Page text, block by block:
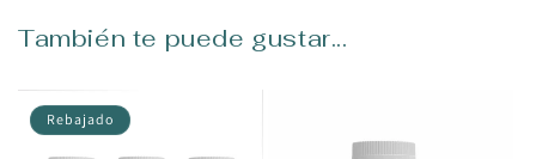
También te puede gustar...
Rebajado